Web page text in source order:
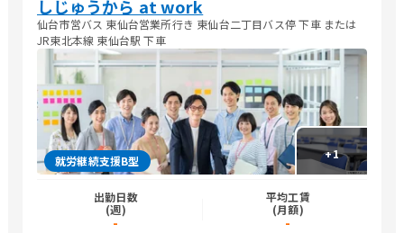
しじゅうから at work
仙台市営バス 東仙台営業所行き 東仙台二丁目バス停 下車 または
JR東北本線 東仙台駅 下車
+1
就労継続支援B型
出勤日数
(週)
-
平均工賃
(月額)
-